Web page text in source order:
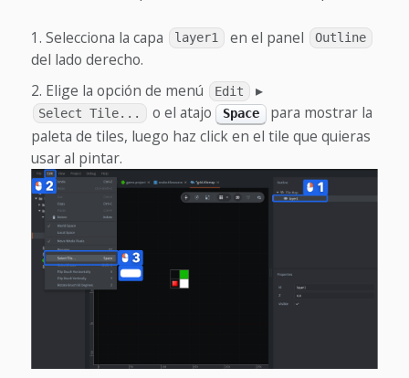
Selecciona la capa layer1 en el panel Outline
del lado derecho.
Elige la opción de menú
Edit ▸
Select Tile... o el atajo Space para mostrar la
paleta de tiles, luego haz click en el tile que quieras
usar al pintar.